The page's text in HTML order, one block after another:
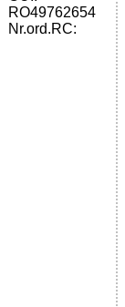
RO49762654
Nr.ord.RC: